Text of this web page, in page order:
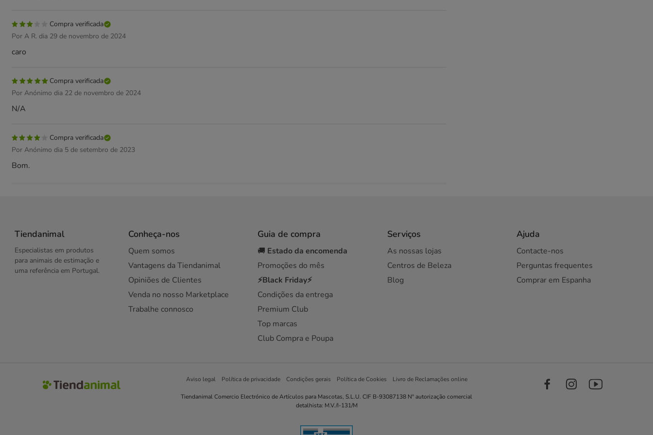
Compra verificada
Por A R. dia 29 de novembro de 2024
caro
Compra verificada
Por Anónimo dia 22 de novembro de 2024
N/A
Compra verificada
Por Anónimo dia 5 de setembro de 2023
Bom.
Tiendanimal
Especialistas em produtos
para animais de estimação e
uma referência em Portugal.
Conheça-nos
Quem somos
Vantagens da Tiendanimal
Opiniões de Clientes
Venda no nosso Marketplace
Trabalhe connosco
Guia de compra
🚚 Estado da encomenda
Promoções do mês
⚡Black Friday⚡
Condições da entrega
Premium Club
Top marcas
Club Compra e Poupa
Serviços
As nossas lojas
Centros de Beleza
Blog
Ajuda
Contacte-nos
Perguntas frequentes
Comprar em Espanha
Aviso legal Política de privacidade Condições gerais Política de Cookies Livro de Reclamações online
Tiendanimal Comercio Electrónico de Artículos para Mascotas, S.L.U. CIF B-93087138 Nº autorização comercial
detalhista: M.V./I-131/M